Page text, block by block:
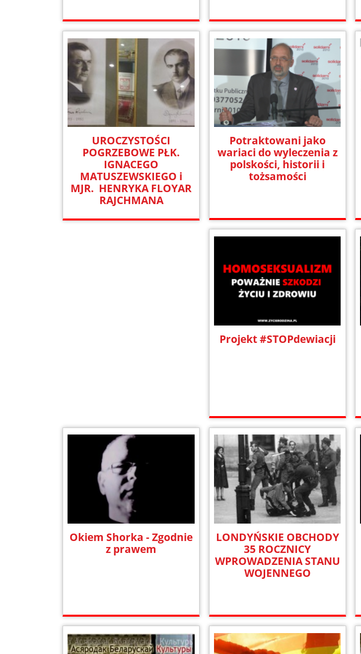
UROCZYSTOŚCI
POGRZEBOWE PŁK.
IGNACEGO
MATUSZEWSKIEGO i
MJR. HENRYKA FLOYAR
RAJCHMANA
Potraktowani jako
wariaci do wyleczenia z
polskości, historii i
tożsamości
Projekt #STOPdewiacji
Okiem Shorka - Zgodnie
z prawem
LONDYŃSKIE OBCHODY
35 ROCZNICY
WPROWADZENIA STANU
WOJENNEGO